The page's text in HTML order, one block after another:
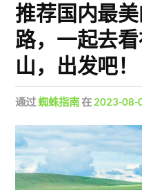
推荐国内最
路，一起去
山，出发吧！
通过蜘蛛指南在 2023-08-